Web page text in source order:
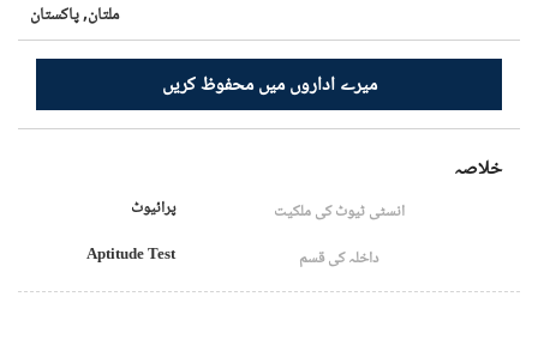
ملتان,پاکستان
میرے اداروں میں محفوظ کریں
خلاصہ
انسٹی ٹیوٹ کی ملکیت
پرائیوٹ
داخلہ کی قسم
Aptitude Test